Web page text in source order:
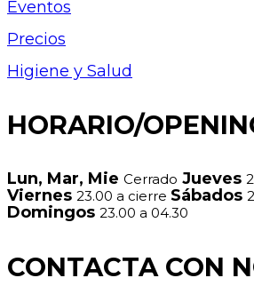
Eventos
Precios
Higiene y Salud
HORARIO/
Lun, Mar, Mie Cerrado Jueves
Viernes 23.00 a cierre Sábados
Domingos 23.00 a 04.30
CONTACTA CON